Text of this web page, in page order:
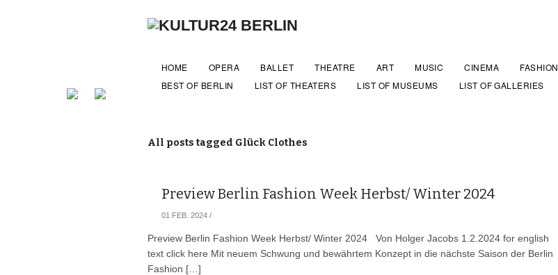
HOME OPERA BALLET THEATRE ART MUSIC CINEMA FASHION
BEST OF BERLIN
LIST OF THEATERS LIST OF MUSEUMS LIST OF GALLERIES
All posts tagged Glück Clothes
Preview Berlin Fashion Week Herbst/ Winter 2024
01 FEB. 2024 /
Preview Berlin Fashion Week Herbst/ Winter 2024 Von Holger Jacobs 1.2.2024 for english
text click here Mit neuem Schwung und bewährtem Konzept in die nächste Saison der Berlin
Fashion […]